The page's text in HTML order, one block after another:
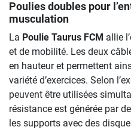
Poulies doubles pour
musculation
La Poulie Taurus FCM allie
et de mobilité. Les deux
en hauteur et permettent
variété d’exercices. Selon
peuvent être utilisées
résistance est générée par
les supports avec des